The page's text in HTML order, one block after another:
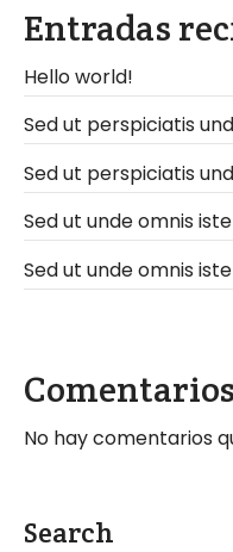
c
*
Entradas
Hello world!
Sed ut perspiciatis
Sed ut perspiciatis
Sed ut unde omnis
Sed ut unde omnis
No hay comentarios
Search